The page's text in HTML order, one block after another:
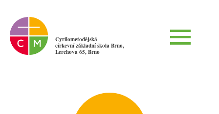
Cyrilometodějská
církevní základní škola Brno,
Lerchova 65, Brno